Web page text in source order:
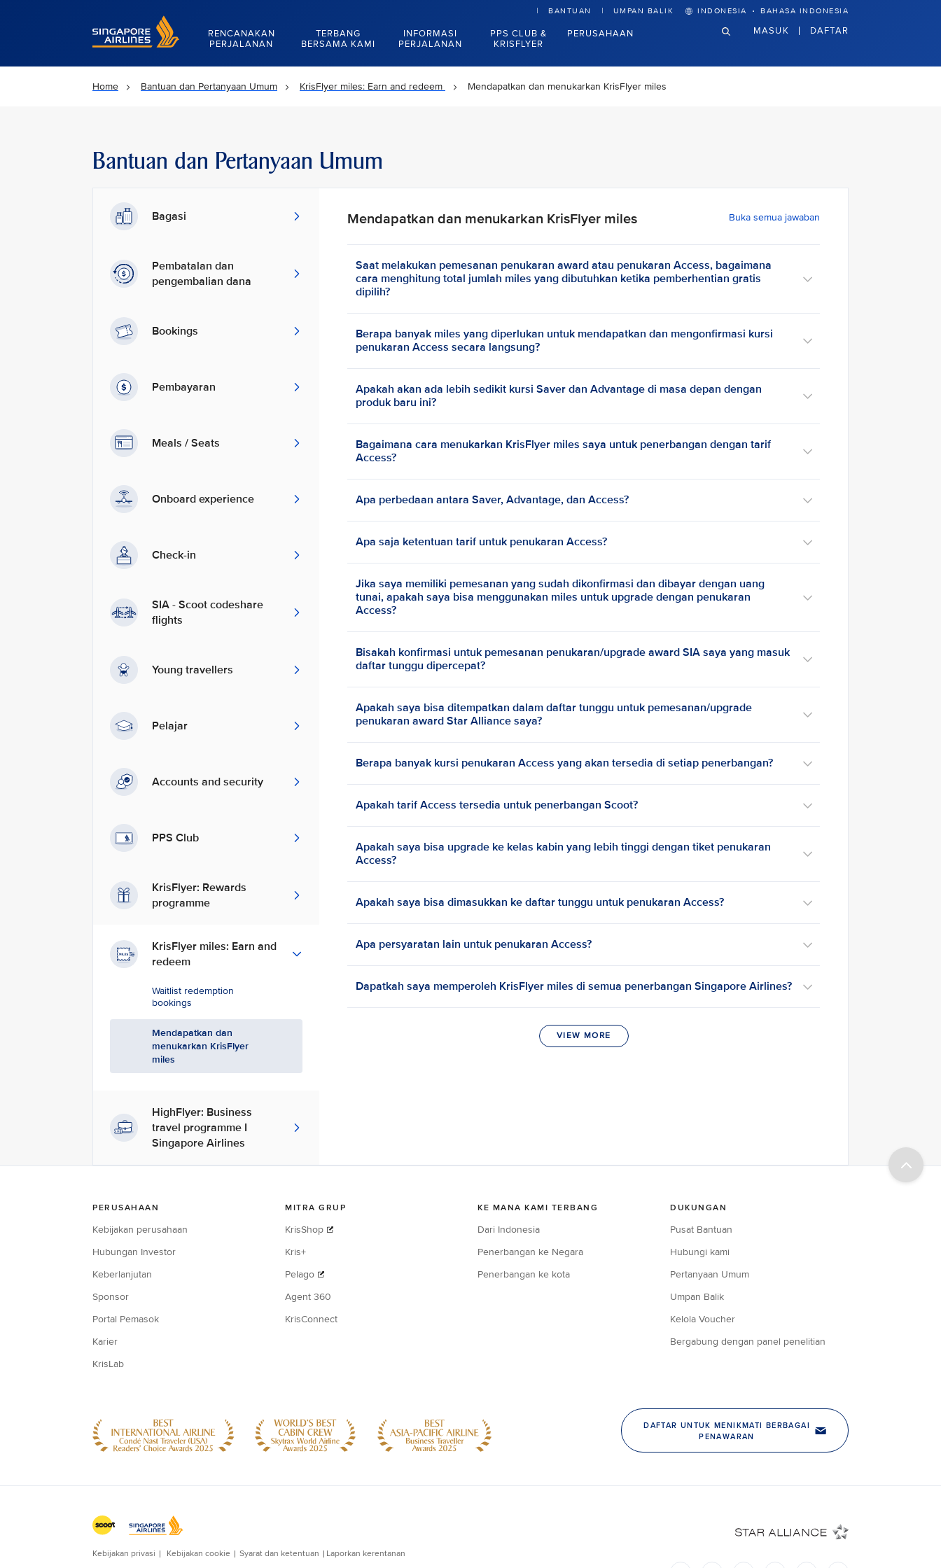
Singapore Airlines Home
RENCANAKAN
PERJALANAN
TERBANG
BERSAMA KAMI
INFORMASI
PERJALANAN
PPS CLUB &
KRISFLYER
PERUSAHAAN
BANTUAN UMPAN BALIK INDONESIA · BAHASA INDONESIA
MASUK DAFTAR
Home Bantuan dan Pertanyaan Umum KrisFlyer miles: Earn and redeem Mendapatkan dan menukarkan KrisFlyer miles
Bantuan dan Pertanyaan Umum
Bagasi
Pembatalan dan
pengembalian dana
Bookings
Pembayaran
Meals / Seats
Onboard experience
Check-in
SIA - Scoot codeshare
flights
Young travellers
Pelajar
Accounts and security
PPS Club
KrisFlyer: Rewards
programme
KrisFlyer miles: Earn and
redeem
Waitlist redemption
bookings
Mendapatkan dan
menukarkan KrisFlyer
miles
HighFlyer: Business
travel programme I
Singapore Airlines
Mendapatkan dan menukarkan KrisFlyer miles Buka semua jawaban
Saat melakukan pemesanan penukaran award atau penukaran Access, bagaimana
cara menghitung total jumlah miles yang dibutuhkan ketika pemberhentian gratis
dipilih?
Berapa banyak miles yang diperlukan untuk mendapatkan dan mengonfirmasi kursi
penukaran Access secara langsung?
Apakah akan ada lebih sedikit kursi Saver dan Advantage di masa depan dengan
produk baru ini?
Bagaimana cara menukarkan KrisFlyer miles saya untuk penerbangan dengan tarif
Access?
Apa perbedaan antara Saver, Advantage, dan Access?
Apa saja ketentuan tarif untuk penukaran Access?
Jika saya memiliki pemesanan yang sudah dikonfirmasi dan dibayar dengan uang
tunai, apakah saya bisa menggunakan miles untuk upgrade dengan penukaran
Access?
Bisakah konfirmasi untuk pemesanan penukaran/upgrade award SIA saya yang masuk
daftar tunggu dipercepat?
Apakah saya bisa ditempatkan dalam daftar tunggu untuk pemesanan/upgrade
penukaran award Star Alliance saya?
Berapa banyak kursi penukaran Access yang akan tersedia di setiap penerbangan?
Apakah tarif Access tersedia untuk penerbangan Scoot?
Apakah saya bisa upgrade ke kelas kabin yang lebih tinggi dengan tiket penukaran
Access?
Apakah saya bisa dimasukkan ke daftar tunggu untuk penukaran Access?
Apa persyaratan lain untuk penukaran Access?
Dapatkah saya memperoleh KrisFlyer miles di semua penerbangan Singapore Airlines?
VIEW MORE